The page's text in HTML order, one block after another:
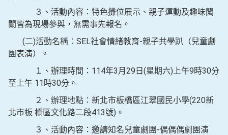
３、活動內容：特色攤位展示、親子運動及趣味闖
關皆為現場參與，無需事先報名。
(二)活動名稱：SEL社會情緒教育-親子共學趴（兒童劇
團表演）。
１、辦理時間：114年3月29日(星期六)上午9時30分
至上午 11時30分。
２、辦理地點：新北市板橋區江翠國民小學(220新
北市板 橋區文化路二段413號)。
３、活動內容：邀請知名兒童劇團-偶偶偶劇團演